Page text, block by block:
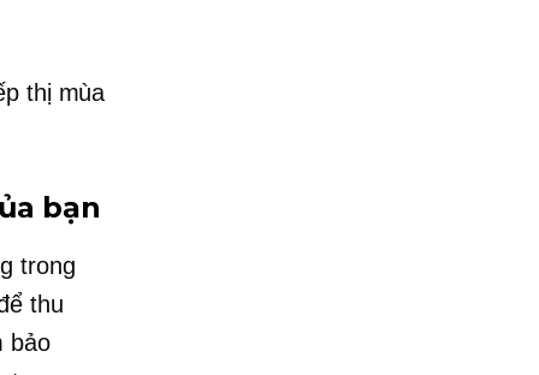
thị mùa
bạn
trong
thu
bảo